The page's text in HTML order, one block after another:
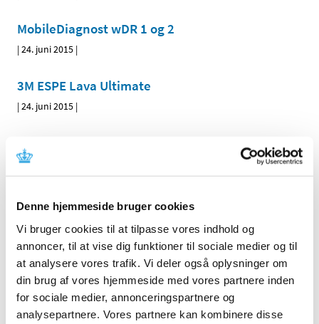
Denne hjemmeside bruger cookies
Vi bruger cookies til at tilpasse vores indhold og
annoncer, til at vise dig funktioner til sociale medier og til
at analysere vores trafik. Vi deler også oplysninger om
din brug af vores hjemmeside med vores partnere inden
for sociale medier, annonceringspartnere og
analysepartnere. Vores partnere kan kombinere disse
MobileDiagnost wDR 1 og 2
|24. juni 2015 |
3M ESPE Lava Ultimate
|24. juni 2015 |
|24. juni 2015
IPS e.max system
Cook LapSac Surgical Tissue Pouch
|17. juni 2015|
Medtronic MiniMed 640G Insulin Pump